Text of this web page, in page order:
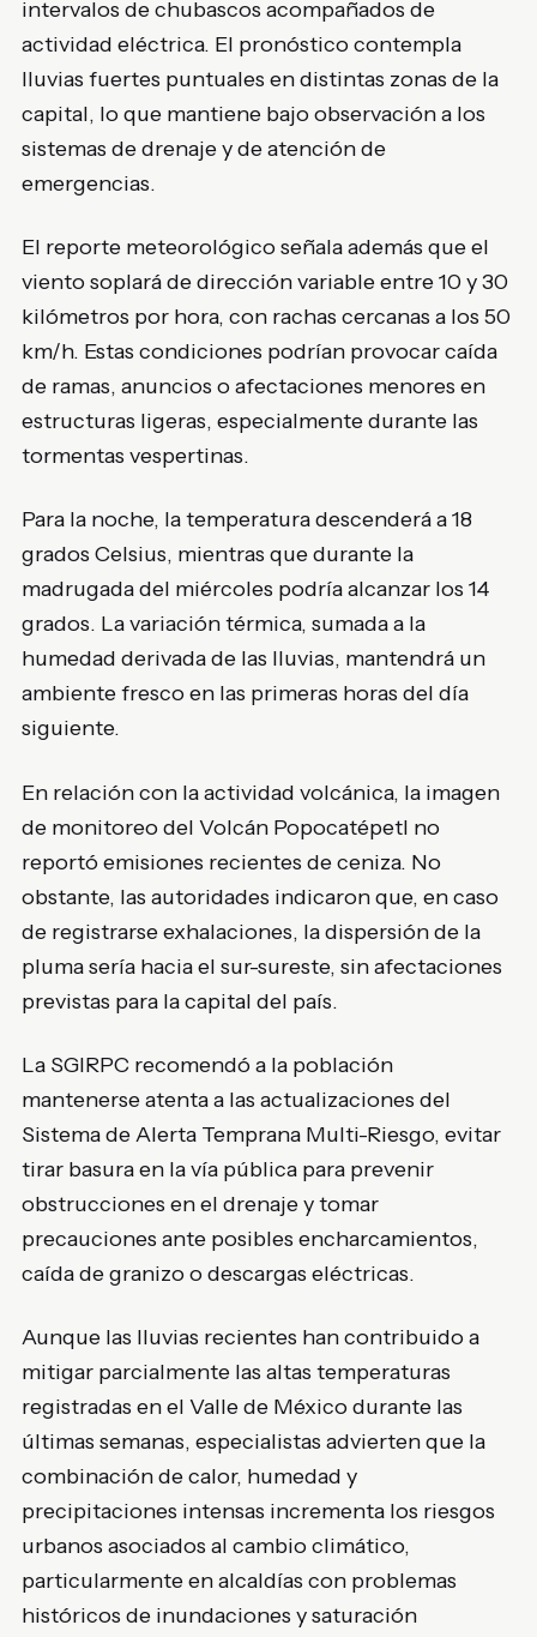
intervalos de chubascos acompañados de
actividad eléctrica. El pronóstico contempla
lluvias fuertes puntuales en distintas zonas de la
capital, lo que mantiene bajo observación a los
sistemas de drenaje y de atención de
emergencias.
El reporte meteorológico señala además que el
viento soplará de dirección variable entre 10 y 30
kilómetros por hora, con rachas cercanas a los 50
km/h. Estas condiciones podrían provocar caída
de ramas, anuncios o afectaciones menores en
estructuras ligeras, especialmente durante las
tormentas vespertinas.
Para la noche, la temperatura descenderá a 18
grados Celsius, mientras que durante la
madrugada del miércoles podría alcanzar los 14
grados. La variación térmica, sumada a la
humedad derivada de las lluvias, mantendrá un
ambiente fresco en las primeras horas del día
siguiente.
En relación con la actividad volcánica, la imagen
de monitoreo del Volcán Popocatépetl no
reportó emisiones recientes de ceniza. No
obstante, las autoridades indicaron que, en caso
de registrarse exhalaciones, la dispersión de la
pluma sería hacia el sur-sureste, sin afectaciones
previstas para la capital del país.
La SGIRPC recomendó a la población
mantenerse atenta a las actualizaciones del
Sistema de Alerta Temprana Multi-Riesgo, evitar
tirar basura en la vía pública para prevenir
obstrucciones en el drenaje y tomar
precauciones ante posibles encharcamientos,
caída de granizo o descargas eléctricas.
Aunque las lluvias recientes han contribuido a
mitigar parcialmente las altas temperaturas
registradas en el Valle de México durante las
últimas semanas, especialistas advierten que la
combinación de calor, humedad y
precipitaciones intensas incrementa los riesgos
urbanos asociados al cambio climático,
particularmente en alcaldías con problemas
históricos de inundaciones y saturación